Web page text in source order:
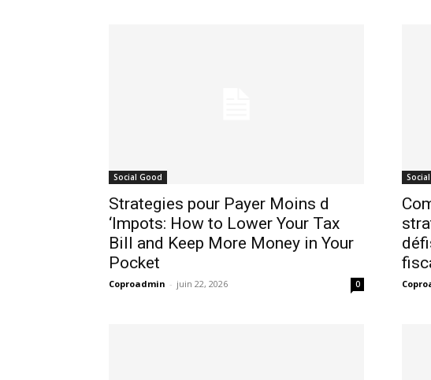
Social Good
Strategies pour Payer Moins d
‘Impots: How to Lower Your Tax
Bill and Keep More Money in Your
Pocket
Coproadmin - juin 22, 2026 0